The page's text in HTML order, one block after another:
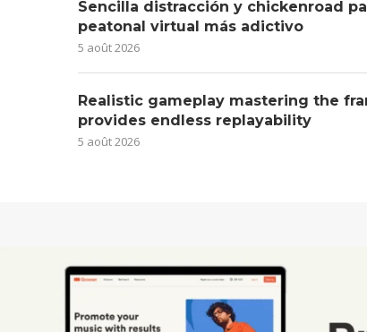
Sencilla distracción y chickenroad
peatonal virtual más adictivo
5 août 2026
Realistic gameplay mastering the
provides endless replayability
5 août 2026